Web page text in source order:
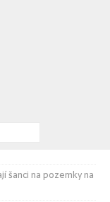
šanci na pozemky na